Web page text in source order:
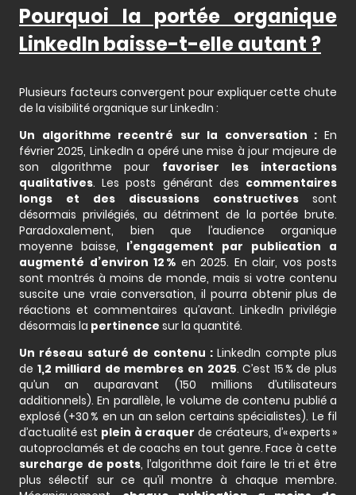
Pourquoi la portée organique
LinkedIn baisse-t-elle autant ?
Plusieurs facteurs convergent pour expliquer cette chute
de la visibilité organique sur LinkedIn :
Un algorithme recentré sur la conversation : En
février 2025, LinkedIn a opéré une mise à jour majeure de
son algorithme pour favoriser les interactions
qualitatives. Les posts générant des commentaires
longs et des discussions constructives sont
désormais privilégiés, au détriment de la portée brute.
Paradoxalement, bien que l’audience organique
moyenne baisse, l’engagement par publication a
augmenté d’environ 12 % en 2025. En clair, vos posts
sont montrés à moins de monde, mais si votre contenu
suscite une vraie conversation, il pourra obtenir plus de
réactions et commentaires qu’avant. LinkedIn privilégie
désormais la pertinence sur la quantité.
Un réseau saturé de contenu :LinkedIn compte plus
de 1,2 milliard de membres en 2025. C’est 15 % de plus
qu’un an auparavant (150 millions d’utilisateurs
additionnels). En parallèle, le volume de contenu publié a
explosé (+30 % en un an selon certains spécialistes). Le fil
d’actualité est plein à craquer de créateurs, d’« experts »
autoproclamés et de coachs en tout genre. Face à cette
surcharge de posts, l’algorithme doit faire le tri et être
plus sélectif sur ce qu’il montre à chaque membre.